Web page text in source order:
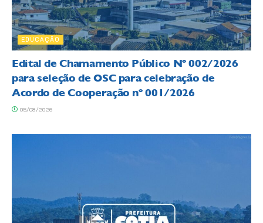
EDUCAÇÃO
Edital de Chamamento Público Nº 002/2026
para seleção de OSC para celebração de
Acordo de Cooperação nº 001/2026
05/08/2026